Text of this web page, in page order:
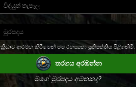
ක්‍රීඩාව ආරම්භ කිරීමෙන් මම රහස්‍යතා ප්‍රතිපත්තිය පිළිගනිමි.
තරගය අරඔන්න
මගේ මුරපදය අමතකද?